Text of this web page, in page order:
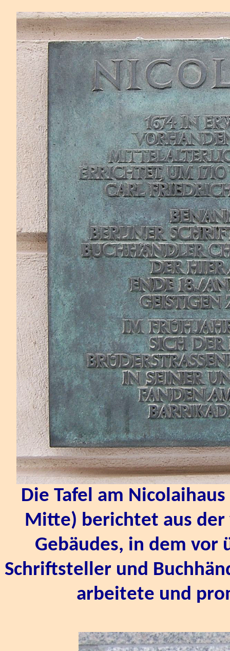
Die Tafel am
Mitte) berichtet aus der
Gebäudes, in dem vor
Schriftsteller und
arbeitete und